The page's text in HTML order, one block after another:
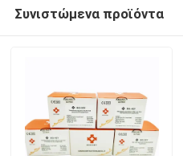
Συνιστώμενα προϊόντα